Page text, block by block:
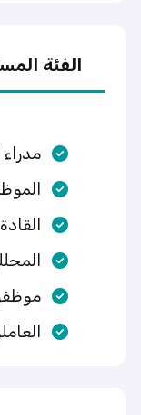
الفئة
مدراء